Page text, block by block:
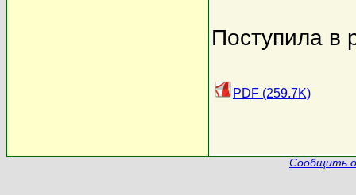
Поступила в
PDF (259.7K)
Сообщить о